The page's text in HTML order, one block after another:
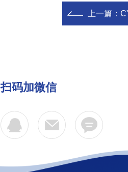
上一篇：
扫码加微信